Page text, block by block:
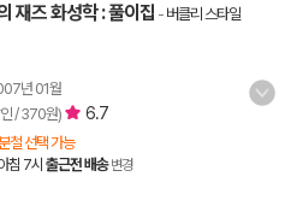
재즈 화성학 : 풀이집 - 버클리 스타일
년 01월
/ 370원) 6.7
철 선택 가능
침 7시 출근전 배송 변경